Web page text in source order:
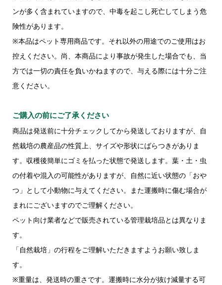
ンが多く含まれていますので、中毒を起こし死亡してしまう危
険性があります。
※本品はペット専用商品です。それ以外の用途でのご使用はお
控えください。尚、本商品により事故が発生した場合でも、当
方では一切の責任を負いかねますので、与える際には十分ご注
意ください。
ご購入の前にご了承ください
商品は発送前に十分チェックしてから発送しておりますが、自
然栽培の農産品の性質上、サイズや形状にばらつきがありま
す。収穫後簡単にゴミを払った状態で発送します。葉・土・虫
の付着や混入の可能性がありますが、自然に近い状態の「おや
つ」として小動物に与えてください。また運搬時に傷む場合が
まれにございますのでご理解ください。
ペット向け業者などで販売されている管理栽培品とは異なりま
す。
「自然栽培」の行程をご理解いただきますようお願い致しま
す。
※重量は、発送時の重さです。運搬時に水分が抜け減量する可